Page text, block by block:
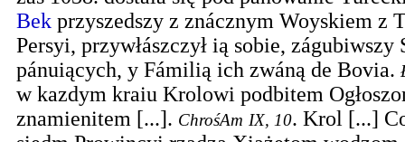
Bek przyszedszy z znácznym Woyskiem z
Persyi, przywłászczył ią sobie, zágubiwszy
pánuiących, y Fámilią ich zwáną de Bovia.
w kazdym kraiu Krolowi podbitem
znamienitem [...]. ChrośAm IX, 10. Krol [...]